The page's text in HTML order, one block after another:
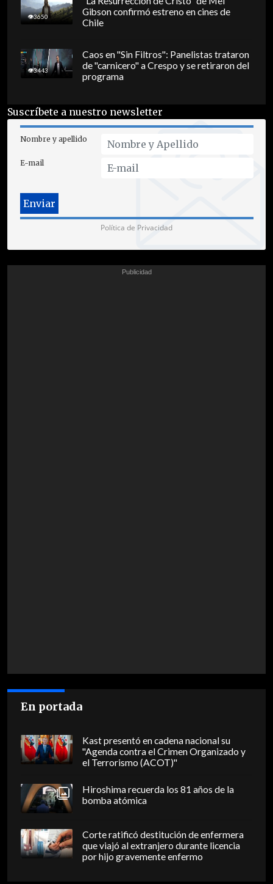
3650
Gibson confirmó estreno en cines de
Chile
3443
Caos en "Sin Filtros": Panelistas trataron
de "carnicero" a Crespo y se retiraron del
programa
Suscríbete a nuestro newsletter
Nombre y apellido
E-mail
Política de Privacidad
En portada
Kast presentó en cadena nacional su
"Agenda contra el Crimen Organizado y
el Terrorismo (ACOT)"
Hiroshima recuerda los 81 años de la
bomba atómica
Corte ratificó destitución de enfermera
que viajó al extranjero durante licencia
por hijo gravemente enfermo